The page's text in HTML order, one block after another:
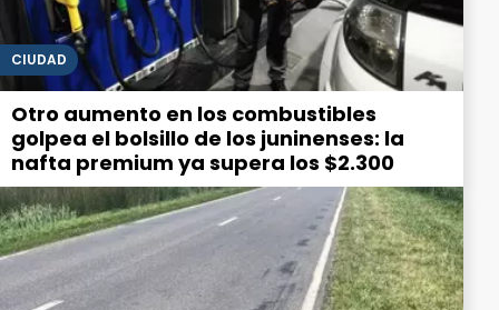
CIUDAD
Otro aumento en los combustibles
golpea el bolsillo de los juninenses: la
nafta premium ya supera los $2.300